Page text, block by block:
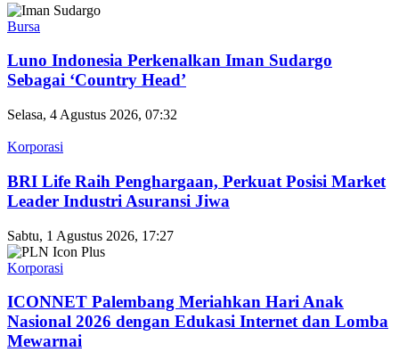
Bursa
Luno Indonesia Perkenalkan Iman Sudargo
Sebagai ‘Country Head’
Selasa, 4 Agustus 2026, 07:32
Korporasi
BRI Life Raih Penghargaan, Perkuat Posisi Market
Leader Industri Asuransi Jiwa
Sabtu, 1 Agustus 2026, 17:27
Korporasi
ICONNET Palembang Meriahkan Hari Anak
Nasional 2026 dengan Edukasi Internet dan Lomba
Mewarnai